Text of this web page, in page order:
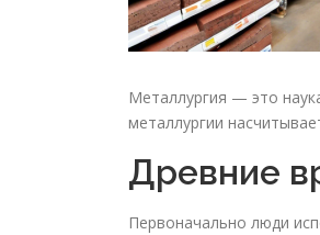
Металлургия — это
металлургии
Древние
Первоначально люди